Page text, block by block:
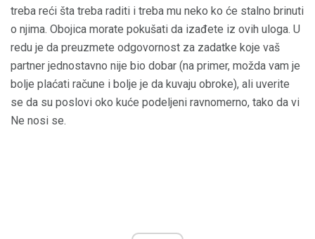
treba reći šta treba raditi i treba mu neko ko će stalno brinuti
o njima. Obojica morate pokušati da izađete iz ovih uloga. U
redu je da preuzmete odgovornost za zadatke koje vaš
partner jednostavno nije bio dobar (na primer, možda vam je
bolje plaćati račune i bolje je da kuvaju obroke), ali uverite
se da su poslovi oko kuće podeljeni ravnomerno, tako da vi
Ne nosi se.